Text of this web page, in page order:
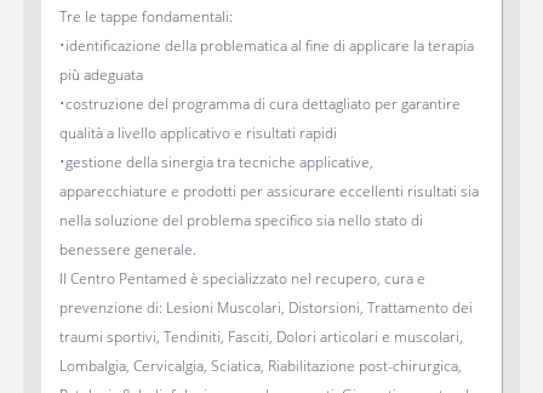
Tre le tappe fondamentali:
•identificazione della problematica al fine di applicare la terapia
più adeguata
•costruzione del programma di cura dettagliato per garantire
qualità a livello applicativo e risultati rapidi
•gestione della sinergia tra tecniche applicative,
apparecchiature e prodotti per assicurare eccellenti risultati sia
nella soluzione del problema specifico sia nello stato di
benessere generale.
Il Centro Pentamed è specializzato nel recupero, cura e
prevenzione di: Lesioni Muscolari, Distorsioni, Trattamento dei
traumi sportivi, Tendiniti, Fasciti, Dolori articolari e muscolari,
Lombalgia, Cervicalgia, Sciatica, Riabilitazione post-chirurgica,